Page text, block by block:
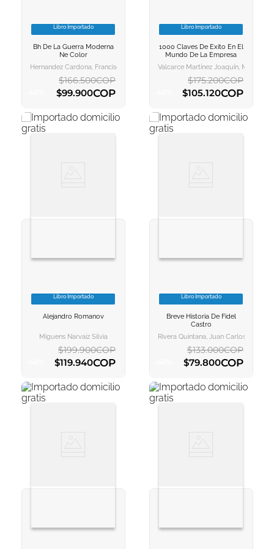
VER INFORMACION
AGREGAR AL
Libro Importado
Bh De La Guerra Moderna
Ne Color
Hernandez Cardona, Francisco Xavier, Rubi
$166.500COP
$99.900COP
AGREGAR AL CARRITO
VER INFORMACION
AGREGAR AL
Libro Importado
1000 Claves De Exito En El
Mundo De La Empresa
Valcarce Martínez Joaquín, Martín
$175.200COP
$105.120COP
AGREGAR AL CARRITO
VER INFORMACION
Libro Importado
Alejandro Romanov
Miguens Narvaiz Silvia
$199.900COP
$119.940COP
AGREGAR AL CARRITO
VER INFORMACION
AGREGAR AL
Libro Importado
Breve Historia De Fidel
Castro
Rivera Quintana, Juan Carlos
$133.000COP
$79.800COP
AGREGAR AL CARRITO